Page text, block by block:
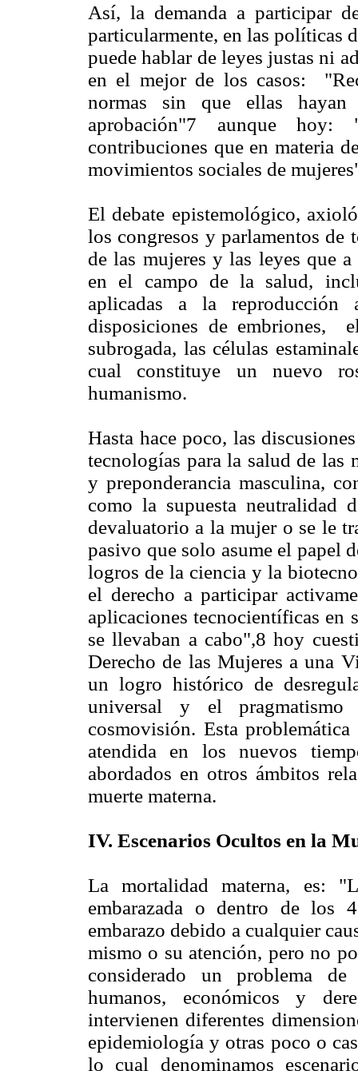
Así, la demanda a participar
particularmente, en las políticas
puede hablar de leyes justas ni
en el mejor de los casos:
normas sin que ellas
aprobación"7 aunque
contribuciones que en materia
movimientos sociales de
El debate epistemológico,
los congresos y parlamentos
de las mujeres y las leyes que
en el campo de la salud,
aplicadas a la reproducción
disposiciones de embriones,
subrogada, las células
cual constituye un nuevo
humanismo.
Hasta hace poco, las
tecnologías para la salud de las
y preponderancia masculina,
como la supuesta
devaluatorio a la mujer o se le
pasivo que solo asume el papel
logros de la ciencia y la
el derecho a participar
aplicaciones tecnocientíficas
se llevaban a cabo",8 hoy
Derecho de las Mujeres a una
un logro histórico de
universal y el pragmatismo
cosmovisión. Esta
atendida en los nuevos
abordados en otros ámbitos
muerte materna.
IV. Escenarios Ocultos en la
La mortalidad materna, es:
embarazada o dentro de los
embarazo debido a cualquier
mismo o su atención, pero no
considerado un problema
humanos, económicos y
intervienen diferentes
epidemiología y otras poco o
lo cual denominamos